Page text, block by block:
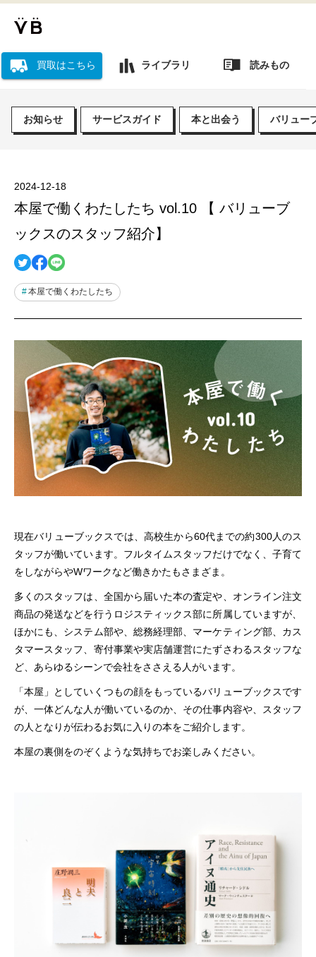
買取はこちら ライブラリ 読みもの
お知らせ サービスガイド 本と出会う バリュー
2024-12-18
本屋で働くわたしたち vol.10 【 バリューブ
ックスのスタッフ紹介】
本屋で働くわたしたち
現在バリューブックスでは、高校生から60代までの約300人のス
タッフが働いています。 フルタイムスタッフだけでなく、子育て
をしながらやWワークなど働きかたもさまざま。
多くのスタッフは、全国から届いた本の査定や、オンライン注文
商品の発送などを行うロジスティックス部に所属していますが、
ほかにも、システム部や、総務経理部、マーケティング部、カス
タマースタッフ、寄付事業や実店舗運営にたずさわるスタッフな
ど、あらゆるシーンで会社をささえる人がいます。
「本屋」としていくつもの顔をもっているバリューブックスです
が、一体どんな人が働いているのか、その仕事内容や、スタッフ
の人となりが伝わるお気に入りの本をご紹介します。
本屋の裏側をのぞくような気持ちでお楽しみください。